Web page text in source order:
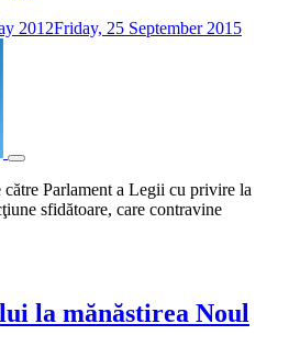
2012Friday, 25 September 2015
către Parlament a Legii cu privire la
sfidătoare, care contravine
la mănăstirea Noul